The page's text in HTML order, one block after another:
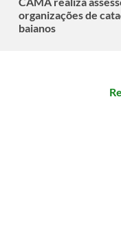
organizações de
baianos